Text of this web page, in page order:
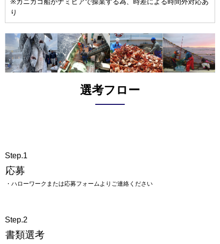
り
選考フロー
Step.1
応募
・ハローワークまたは応募フォームよりご連絡ください
Step.2
書類選考